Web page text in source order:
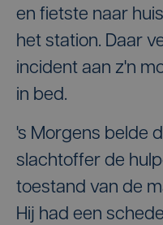
en fietste naar
het station. Daar
incident aan z'n
in bed.
's Morgens belde
slachtoffer de
toestand van de
Hij had een